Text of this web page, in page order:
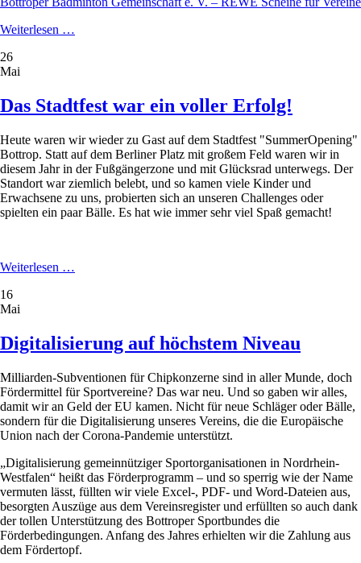
Weiterlesen …
26
Mai
Das Stadtfest war ein voller Erfolg!
Heute waren wir wieder zu Gast auf dem Stadtfest "SummerOpening"
Bottrop. Statt auf dem Berliner Platz mit großem Feld waren wir in
diesem Jahr in der Fußgängerzone und mit Glücksrad unterwegs. Der
Standort war ziemlich belebt, und so kamen viele Kinder und
Erwachsene zu uns, probierten sich an unseren Challenges oder
spielten ein paar Bälle. Es hat wie immer sehr viel Spaß gemacht!
Weiterlesen …
Erfolg!
16
Mai
Digitalisierung auf höchstem Niveau
Milliarden-Subventionen für Chipkonzerne sind in aller Munde, doch
Fördermittel für Sportvereine? Das war neu. Und so gaben wir alles,
damit wir an Geld der EU kamen. Nicht für neue Schläger oder Bälle,
sondern für die Digitalisierung unseres Vereins, die die Europäische
Union nach der Corona-Pandemie unterstützt.
„Digitalisierung gemeinnütziger Sportorganisationen in Nordrhein-
Westfalen“ heißt das Förderprogramm – und so sperrig wie der Name
vermuten lässt, füllten wir viele Excel-, PDF- und Word-Dateien aus,
besorgten Auszüge aus dem Vereinsregister und erfüllten so auch dank
der tollen Unterstützung des Bottroper Sportbundes die
Förderbedingungen. Anfang des Jahres erhielten wir die Zahlung aus
dem Fördertopf.